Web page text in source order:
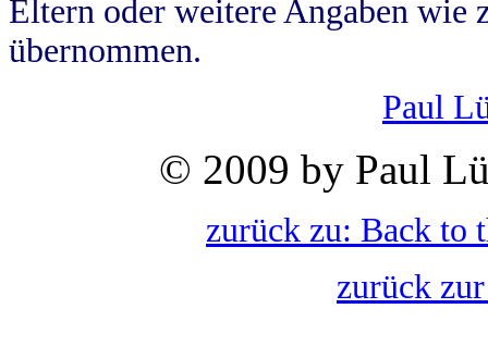
Eltern oder weitere Angaben wie
übernommen.
Paul
© 2009 by Paul
zurück zu: Back to
zurück